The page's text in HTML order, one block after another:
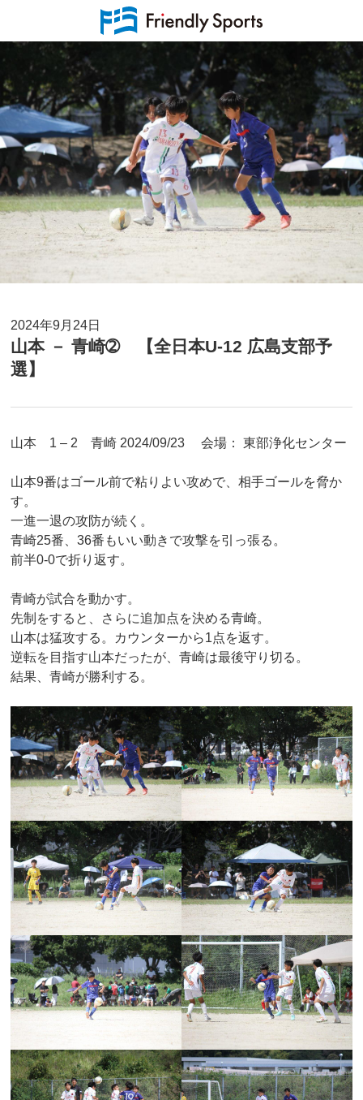
2024年9月24日
山本 － 青崎➁ 【全日本U-12 広島支部予
選】
山本 1 – 2 青崎 2024/09/23 会場： 東部浄化センター
山本9番はゴール前で粘りよい攻めで、相手ゴールを脅か
す。
一進一退の攻防が続く。
青崎25番、36番もいい動きで攻撃を引っ張る。
前半0-0で折り返す。
青崎が試合を動かす。
先制をすると、さらに追加点を決める青崎。
山本は猛攻する。カウンターから1点を返す。
逆転を目指す山本だったが、青崎は最後守り切る。
結果、青崎が勝利する。